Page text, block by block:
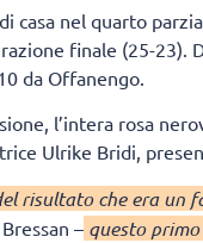
casa nel quarto
finale (25-23).
da Offanengo.
l’intera rosa
Ulrike Bridi,
risultato che era un
– questo